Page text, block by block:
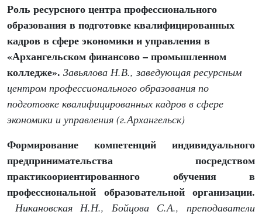
Роль ресурсного центра профессионального
образования в подготовке квалифицированных
кадров в сфере экономики и управления в
«Архангельском финансово – промышленном
колледже». Завьялова Н.В., заведующая ресурсным
центром профессионального образования по
подготовке квалифицированных кадров в сфере
экономики и управления (г.Архангельск)
Формирование компетенций индивидуального
предпринимательства посредством
практикоориентированного обучения в
профессиональной образовательной организации.
Никановская Н.Н., Бойцова С.А., преподаватели